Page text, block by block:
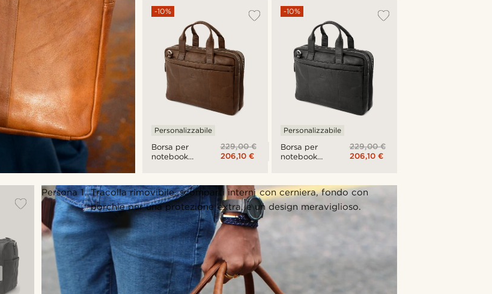
chiaro
Borsa per
notebook
-10%
Personalizzabile
229,00 €
206,10 €
Borsa per
notebook
-10%
Personalizzabile
229,00 €
206,10 €
Persona 1
Tracolla rimovibile, scomparti interni con cerniera, fondo con
borchie per una protezione extra, e un design meraviglioso.